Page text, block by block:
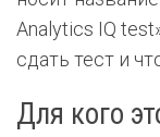
Analytics IQ
сдать тест и
Для кого